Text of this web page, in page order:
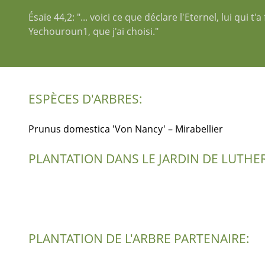
Ésaïe 44,2: "... voici ce que déclare l'Eternel, lui qui
Yechouroun1, que j'ai choisi."
ESPÈCES D'ARBRES:
Prunus domestica 'Von Nancy' – Mirabellier
PLANTATION DANS LE JARDIN DE
PLANTATION DE L'ARBRE PARTENAIRE: